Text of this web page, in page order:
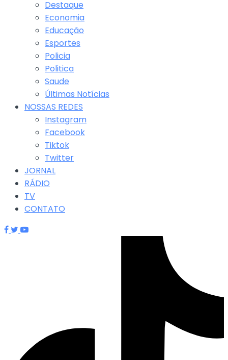
Destaque
Economia
Educação
Esportes
Policia
Politica
Saude
Últimas Notícias
NOSSAS REDES
Instagram
Facebook
Tiktok
Twitter
JORNAL
RÁDIO
TV
CONTATO